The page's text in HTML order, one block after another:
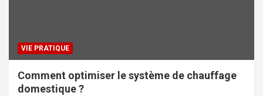
VIE PRATIQUE
Comment optimiser le système de chauffage
domestique ?